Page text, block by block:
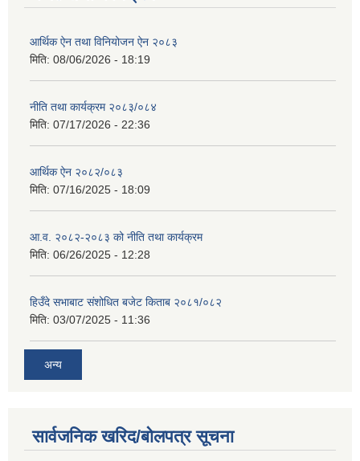
आर्थिक ऐन तथा विनियोजन ऐन २०८३
मिति: 08/06/2026 - 18:19
नीति तथा कार्यक्रम २०८३/०८४
मिति: 07/17/2026 - 22:36
आर्थिक ऐन २०८२/०८३
मिति: 07/16/2025 - 18:09
आ.व. २०८२-२०८३ को नीति तथा कार्यक्रम
मिति: 06/26/2025 - 12:28
हिउँदे सभाबाट संशोधित बजेट किताब २०८१/०८२
मिति: 03/07/2025 - 11:36
अन्य
सार्वजनिक खरिद/बोलपत्र सूचना